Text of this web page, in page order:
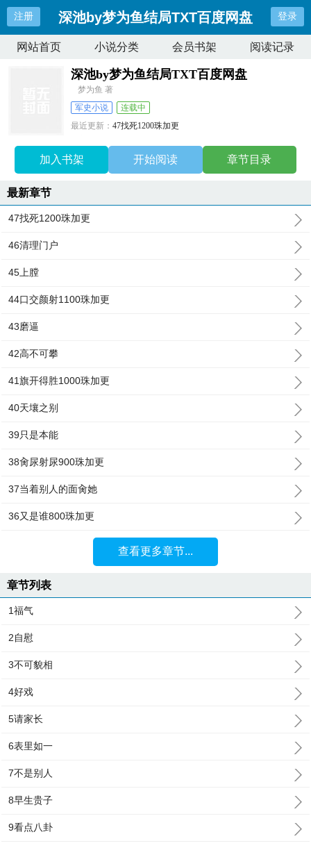
注册 深池by梦为鱼结局TXT百度网盘 登录
网站首页 小说分类 会员书架 阅读记录
深池by梦为鱼结局TXT百度网盘
梦为鱼 著
军史小说
连载中
最近更新：47找死1200珠加更
加入书架 开始阅读 章节目录
最新章节
47找死1200珠加更
46清理门户
45上膛
44口交颜射1100珠加更
43磨逼
42高不可攀
41旗开得胜1000珠加更
40天壤之别
39只是本能
38肏尿射尿900珠加更
37当着别人的面肏她
36又是谁800珠加更
查看更多章节...
章节列表
1福气
2自慰
3不可貌相
4好戏
5请家长
6表里如一
7不是别人
8早生贵子
9看点八卦